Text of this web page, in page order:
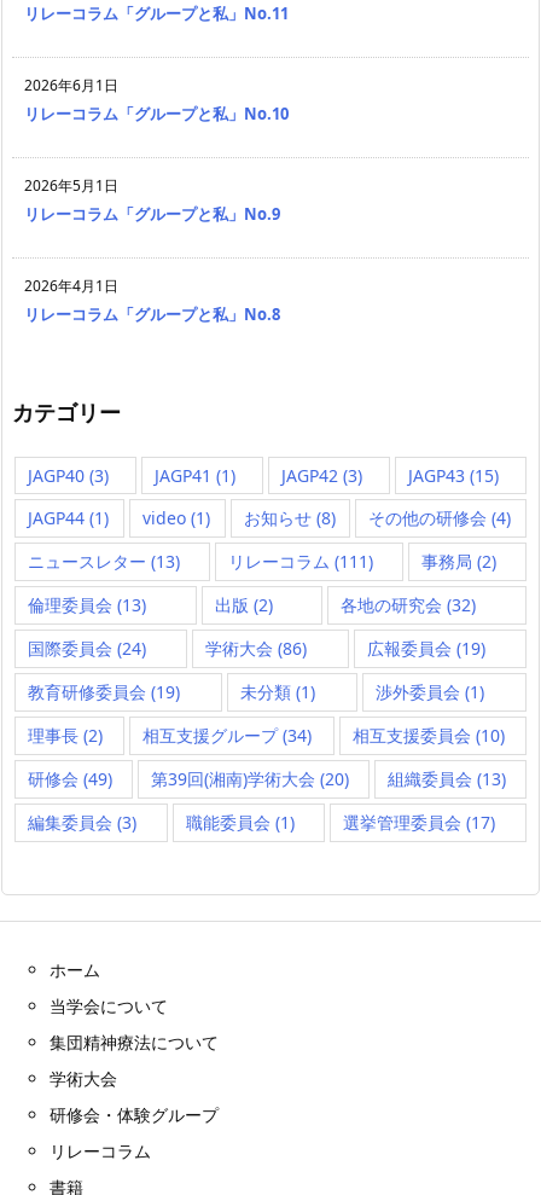
リレーコラム「グループと私」No.11
2026年6月1日
リレーコラム「グループと私」No.10
2026年5月1日
リレーコラム「グループと私」No.9
2026年4月1日
リレーコラム「グループと私」No.8
カテゴリー
JAGP40 (3) JAGP41 (1) JAGP42 (3) JAGP43 (15)
JAGP44 (1) video(1) お知らせ(8) その他の研修会 (4)
ニュースレター (13) リレーコラム (111) 事務局 (2)
倫理委員会 (13) 出版 (2) 各地の研究会 (32)
国際委員会 (24) 学術大会 (86) 広報委員会 (19)
教育研修委員会 (19) 未分類 (1) 渉外委員会 (1)
理事長 (2) 相互支援グループ(34) 相互支援委員会 (10)
研修会 (49) 第39回(湘南)学術大会 (20) 組織委員会 (13)
編集委員会 (3) 職能委員会 (1) 選挙管理委員会 (17)
ホーム
当学会について
集団精神療法について
学術大会
研修会・体験グループ
リレーコラム
書籍